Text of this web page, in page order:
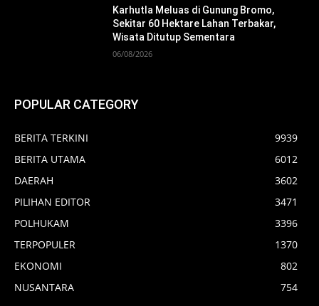
Karhutla Meluas di Gunung Bromo,
Sekitar 60 Hektare Lahan Terbakar,
Wisata Ditutup Sementara
06/08/2026
POPULAR CATEGORY
BERITA TERKINI
9939
BERITA UTAMA
6012
DAERAH
3602
PILIHAN EDITOR
3471
POLHUKAM
3396
TERPOPULER
1370
EKONOMI
802
NUSANTARA
754